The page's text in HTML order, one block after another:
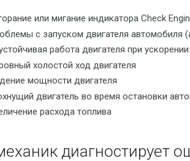
или мигание индикатора Check
с запуском двигателя автомобиля
работа двигателя при
холостой ход двигателя
мощности двигателя
двигатель во время остановки
расхода топлива
диагностирует